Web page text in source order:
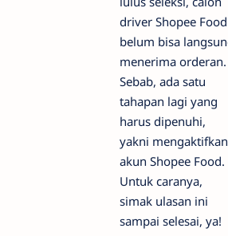
driver Shopee Food
belum bisa
menerima orderan.
Sebab, ada satu
tahapan lagi yang
harus dipenuhi,
yakni mengaktifkan
akun Shopee Food.
Untuk caranya,
simak ulasan ini
sampai selesai, ya!